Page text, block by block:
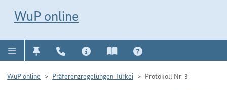
WuP online
WuP online Präferenzregelungen Türkei Protokoll Nr. 3